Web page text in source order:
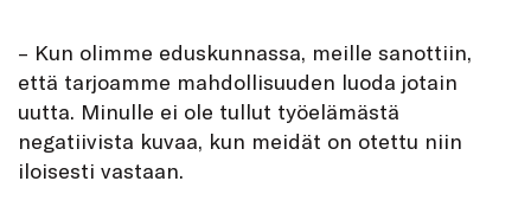
– Kun olimme eduskunnassa, meille sanottiin,
että tarjoamme mahdollisuuden luoda jotain
uutta. Minulle ei ole tullut työelämästä
negatiivista kuvaa, kun meidät on otettu niin
iloisesti vastaan.